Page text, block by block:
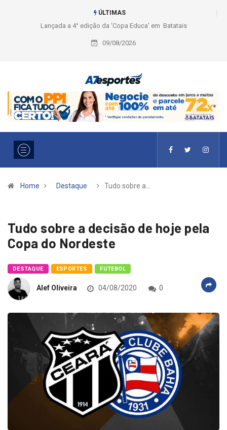
ÚLTIMAS
Liga 2026: Equipes rompem com a LABE na Série
09/08/2026
Home Destaque Tudo sobre a…
Tudo sobre a decisão de hoje pela
Copa do Nordeste
DESTAQUE ESPORTES FUTEBOL
Alef Oliveira 04/08/2020 0